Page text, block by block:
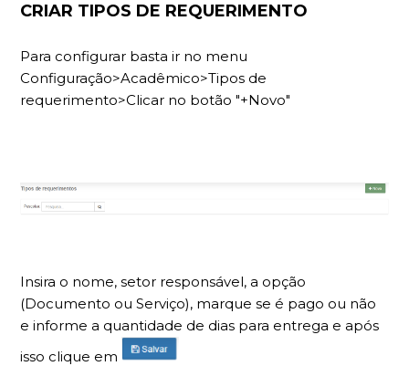
CRIAR TIPOS DE REQUERIMENTO
Para configurar basta ir no menu
Configuração>Acadêmico>Tipos de
requerimento>Clicar no botão "+Novo"
Insira o nome, setor responsável, a opção
(Documento ou Serviço), marque se é pago ou não
e informe a quantidade de dias para entrega e após
isso clique em